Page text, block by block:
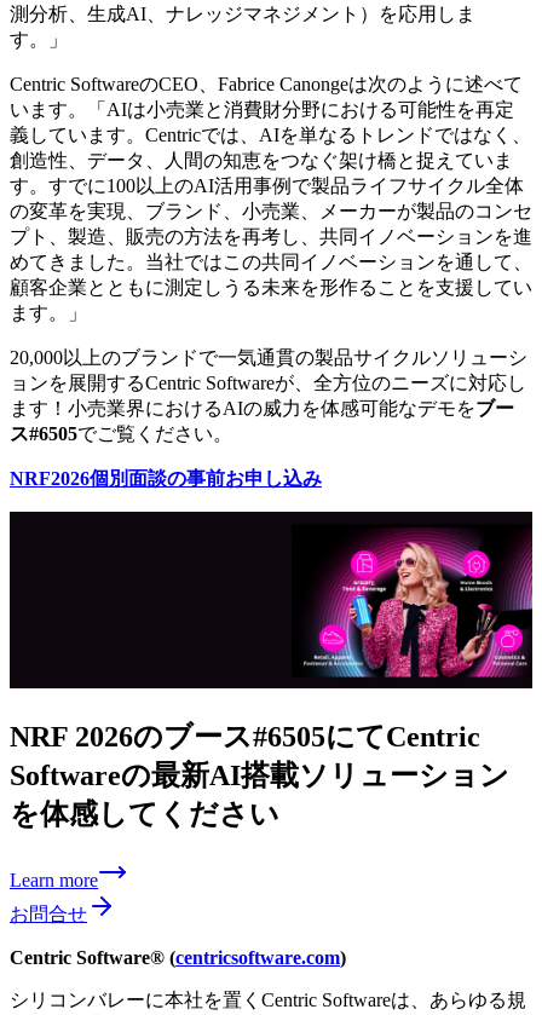
測分析、生成AI、ナレッジマネジメント）を応用しま
す。」
Centric SoftwareのCEO、Fabrice Canongeは次のように述べて
います。「AIは小売業と消費財分野における可能性を再定
義しています。Centricでは、AIを単なるトレンドではなく、
創造性、データ、人間の知恵をつなぐ架け橋と捉えていま
す。すでに100以上のAI活用事例で製品ライフサイクル全体
の変革を実現、ブランド、小売業、メーカーが製品のコンセ
プト、製造、販売の方法を再考し、共同イノベーションを進
めてきました。当社ではこの共同イノベーションを通して、
顧客企業とともに測定しうる未来を形作ることを支援してい
ます。」
20,000以上のブランドで一気通貫の製品サイクルソリューシ
ョンを展開するCentric Softwareが、全方位のニーズに対応し
ます！小売業界におけるAIの威力を体感可能なデモをブー
ス#6505でご覧ください。
NRF2026個別面談の事前お申し込み
NRF 2026のブース#6505にてCentric
Softwareの最新AI搭載ソリューション
を体感してください
Learn more
お問合せ
Centric Software® (centricsoftware.com)
シリコンバレーに本社を置くCentric Softwareは、あらゆる規